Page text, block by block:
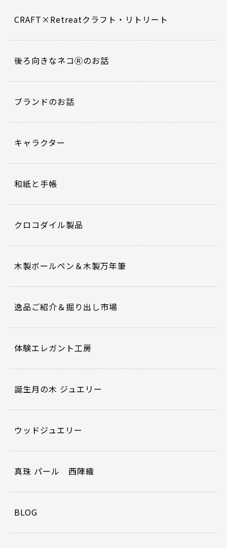
o
o
k
CRAFT×Retreatクラフト・リトリート
後ろ向きなネコⓇのお話
ブランドのお話
キャラクター
和紙と手帳
クロコダイル製品
木製ボールペン＆木製万年筆
逸品ご紹介＆掘り出し市場
体験エレガント工房
誕生月の木 ジュエリー
ウッドジュエリー
真珠 パール 西陣織
BLOG